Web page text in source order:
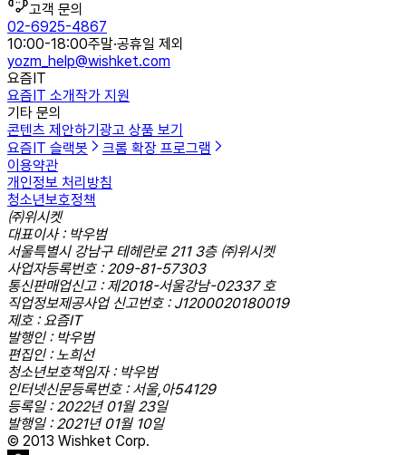
고객 문의
02-6925-4867
10:00-18:00주말·공휴일 제외
yozm_help@wishket.com
요즘IT
요즘IT 소개작가 지원
기타 문의
콘텐츠 제안하기 광고 상품 보기
요즘IT 슬랙봇
크롬 확장 프로그램
이용약관
개인정보 처리방침
청소년보호정책
㈜위시켓
대표이사 : 박우범
서울특별시 강남구 테헤란로 211 3층 ㈜위시켓
사업자등록번호 : 209-81-57303
통신판매업신고 : 제2018-서울강남-02337 호
직업정보제공사업 신고번호 : J1200020180019
제호 : 요즘IT
발행인 : 박우범
편집인 : 노희선
청소년보호책임자 : 박우범
인터넷신문등록번호 : 서울,아54129
등록일 : 2022년 01월 23일
발행일 : 2021년 01월 10일
© 2013 Wishket Corp.